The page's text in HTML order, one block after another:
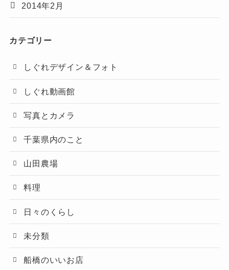
2014年2月
カテゴリー
しぐれデザイン＆フォト
しぐれ動画館
写真とカメラ
千葉県内のこと
山田農場
料理
日々のくらし
未分類
船橋のいいお店